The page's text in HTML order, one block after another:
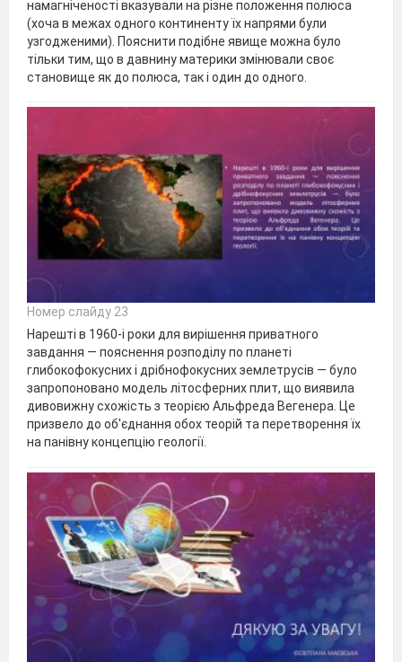
намагніченості вказували на різне положення полюса
(хоча в межах одного континенту їх напрями були
узгодженими). Пояснити подібне явище можна було
тільки тим, що в давнину материки змінювали своє
становище як до полюса, так і один до одного.
Номер слайду 23
Нарешті в 1960-і роки для вирішення приватного
завдання — пояснення розподілу по планеті
глибокофокусних і дрібнофокусних землетрусів — було
запропоновано модель літосферних плит, що виявила
дивовижну схожість з теорією Альфреда Вегенера. Це
призвело до об'єднання обох теорій та перетворення їх
на панівну концепцію геології.